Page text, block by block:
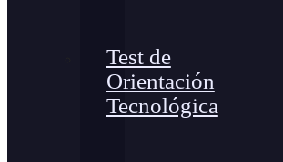
Test de
Orientación
Tecnológica